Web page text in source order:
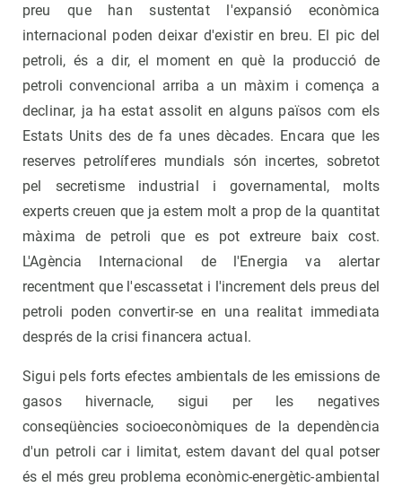
preu que han sustentat l'expansió econòmica
internacional poden deixar d'existir en breu. El pic del
petroli, és a dir, el moment en què la producció de
petroli convencional arriba a un màxim i comença a
declinar, ja ha estat assolit en alguns països com els
Estats Units des de fa unes dècades. Encara que les
reserves petrolíferes mundials són incertes, sobretot
pel secretisme industrial i governamental, molts
experts creuen que ja estem molt a prop de la quantitat
màxima de petroli que es pot extreure baix cost.
L'Agència Internacional de l'Energia va alertar
recentment que l'escassetat i l'increment dels preus del
petroli poden convertir-se en una realitat immediata
després de la crisi financera actual.
Sigui pels forts efectes ambientals de les emissions de
gasos hivernacle, sigui per les negatives
conseqüències socioeconòmiques de la dependència
d'un petroli car i limitat, estem davant del qual potser
és el més greu problema econòmic-energètic-ambiental